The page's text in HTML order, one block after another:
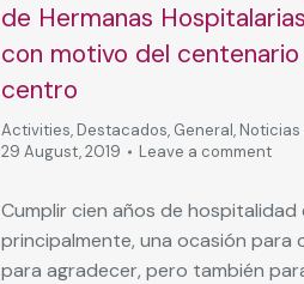
de Hermanas
con motivo del
centro
Activities, Destacados, General, Noticias
29 August, 2019
Leave a comment
Cumplir cien años de hospitalidad
principalmente, una ocasión para
para agradecer, pero también